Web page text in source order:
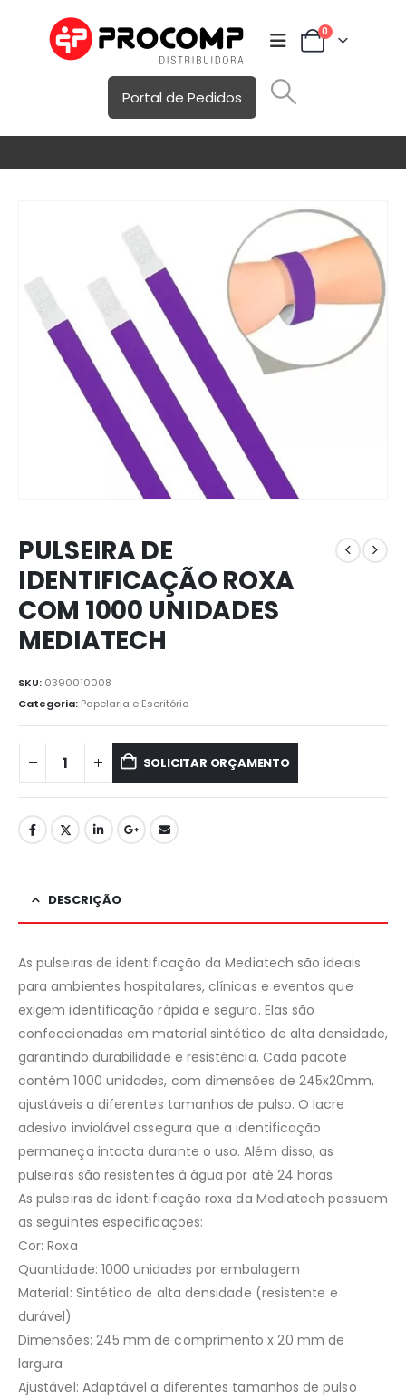
0
Portal de Pedidos
PULSEIRA DE
IDENTIFICAÇÃO ROXA
COM 1000 UNIDADES
MEDIATECH
SKU: 0390010008
Categoria: Papelaria e Escritório
SOLICITAR ORÇAMENTO
DESCRIÇÃO
As pulseiras de identificação da Mediatech são ideais
para ambientes hospitalares, clínicas e eventos que
exigem identificação rápida e segura. Elas são
confeccionadas em material sintético de alta densidade,
garantindo durabilidade e resistência. Cada pacote
contém 1000 unidades, com dimensões de 245x20mm,
ajustáveis a diferentes tamanhos de pulso. O lacre
adesivo inviolável assegura que a identificação
permaneça intacta durante o uso. Além disso, as
pulseiras são resistentes à água por até 24 horas
As pulseiras de identificação roxa da Mediatech possuem
as seguintes especificações:
Cor: Roxa
Quantidade: 1000 unidades por embalagem
Material: Sintético de alta densidade (resistente e
durável)
Dimensões: 245 mm de comprimento x 20 mm de
largura
Ajustável: Adaptável a diferentes tamanhos de pulso